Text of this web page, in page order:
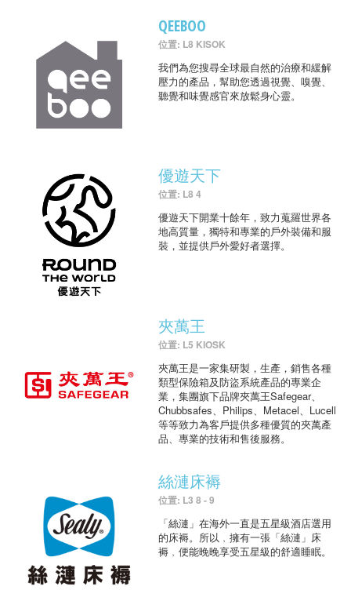
QEEBOO
位置: L8 KISOK
我們為您搜尋全球最自然的治療和緩解
壓力的產品，幫助您透過視覺、嗅覺、
聽覺和味覺感官來放鬆身心靈。
優遊天下
位置: L8 4
優遊天下開業十餘年，致力蒐羅世界各
地高質量，獨特和專業的戶外裝備和服
裝，並提供戶外愛好者選擇。
夾萬王
位置: L5 KIOSK
夾萬王是一家集研製，生產，銷售各種
類型保險箱及防盜系統產品的專業企
業，集團旗下品牌夾萬王Safegear、
Chubbsafes、Philips、Metacel、Lucell
等等致力為客戶提供多種優質的夾萬產
品、專業的技術和售後服務。
絲漣床褥
位置: L3 8 - 9
「絲漣」在海外一直是五星級酒店選用
的床褥。所以﹐擁有一張「絲漣」床
褥﹐便能晚晚享受五星級的舒適睡眠。